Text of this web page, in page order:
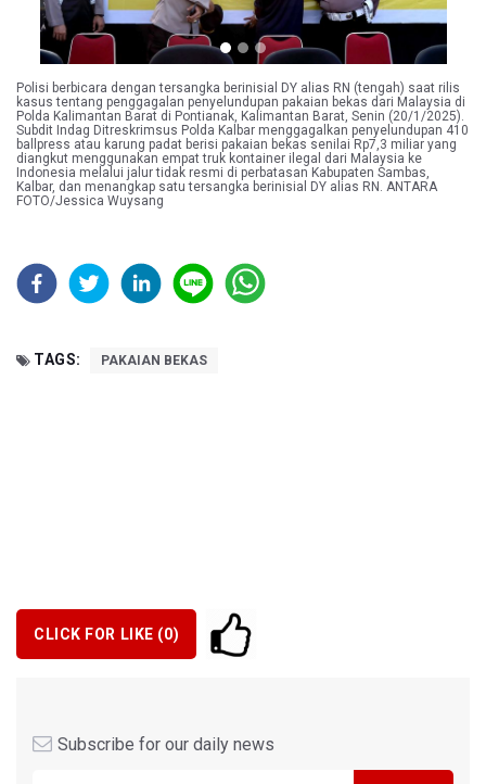
Polisi berbicara dengan tersangka berinisial DY alias RN (tengah) saat rilis
kasus tentang penggagalan penyelundupan pakaian bekas dari Malaysia di
Polda Kalimantan Barat di Pontianak, Kalimantan Barat, Senin (20/1/2025).
Subdit Indag Ditreskrimsus Polda Kalbar menggagalkan penyelundupan 410
ballpress atau karung padat berisi pakaian bekas senilai Rp7,3 miliar yang
diangkut menggunakan empat truk kontainer ilegal dari Malaysia ke
Indonesia melalui jalur tidak resmi di perbatasan Kabupaten Sambas,
Kalbar, dan menangkap satu tersangka berinisial DY alias RN. ANTARA
FOTO/Jessica Wuysang
TAGS: PAKAIAN BEKAS
CLICK FOR LIKE (0)
Subscribe for our daily news